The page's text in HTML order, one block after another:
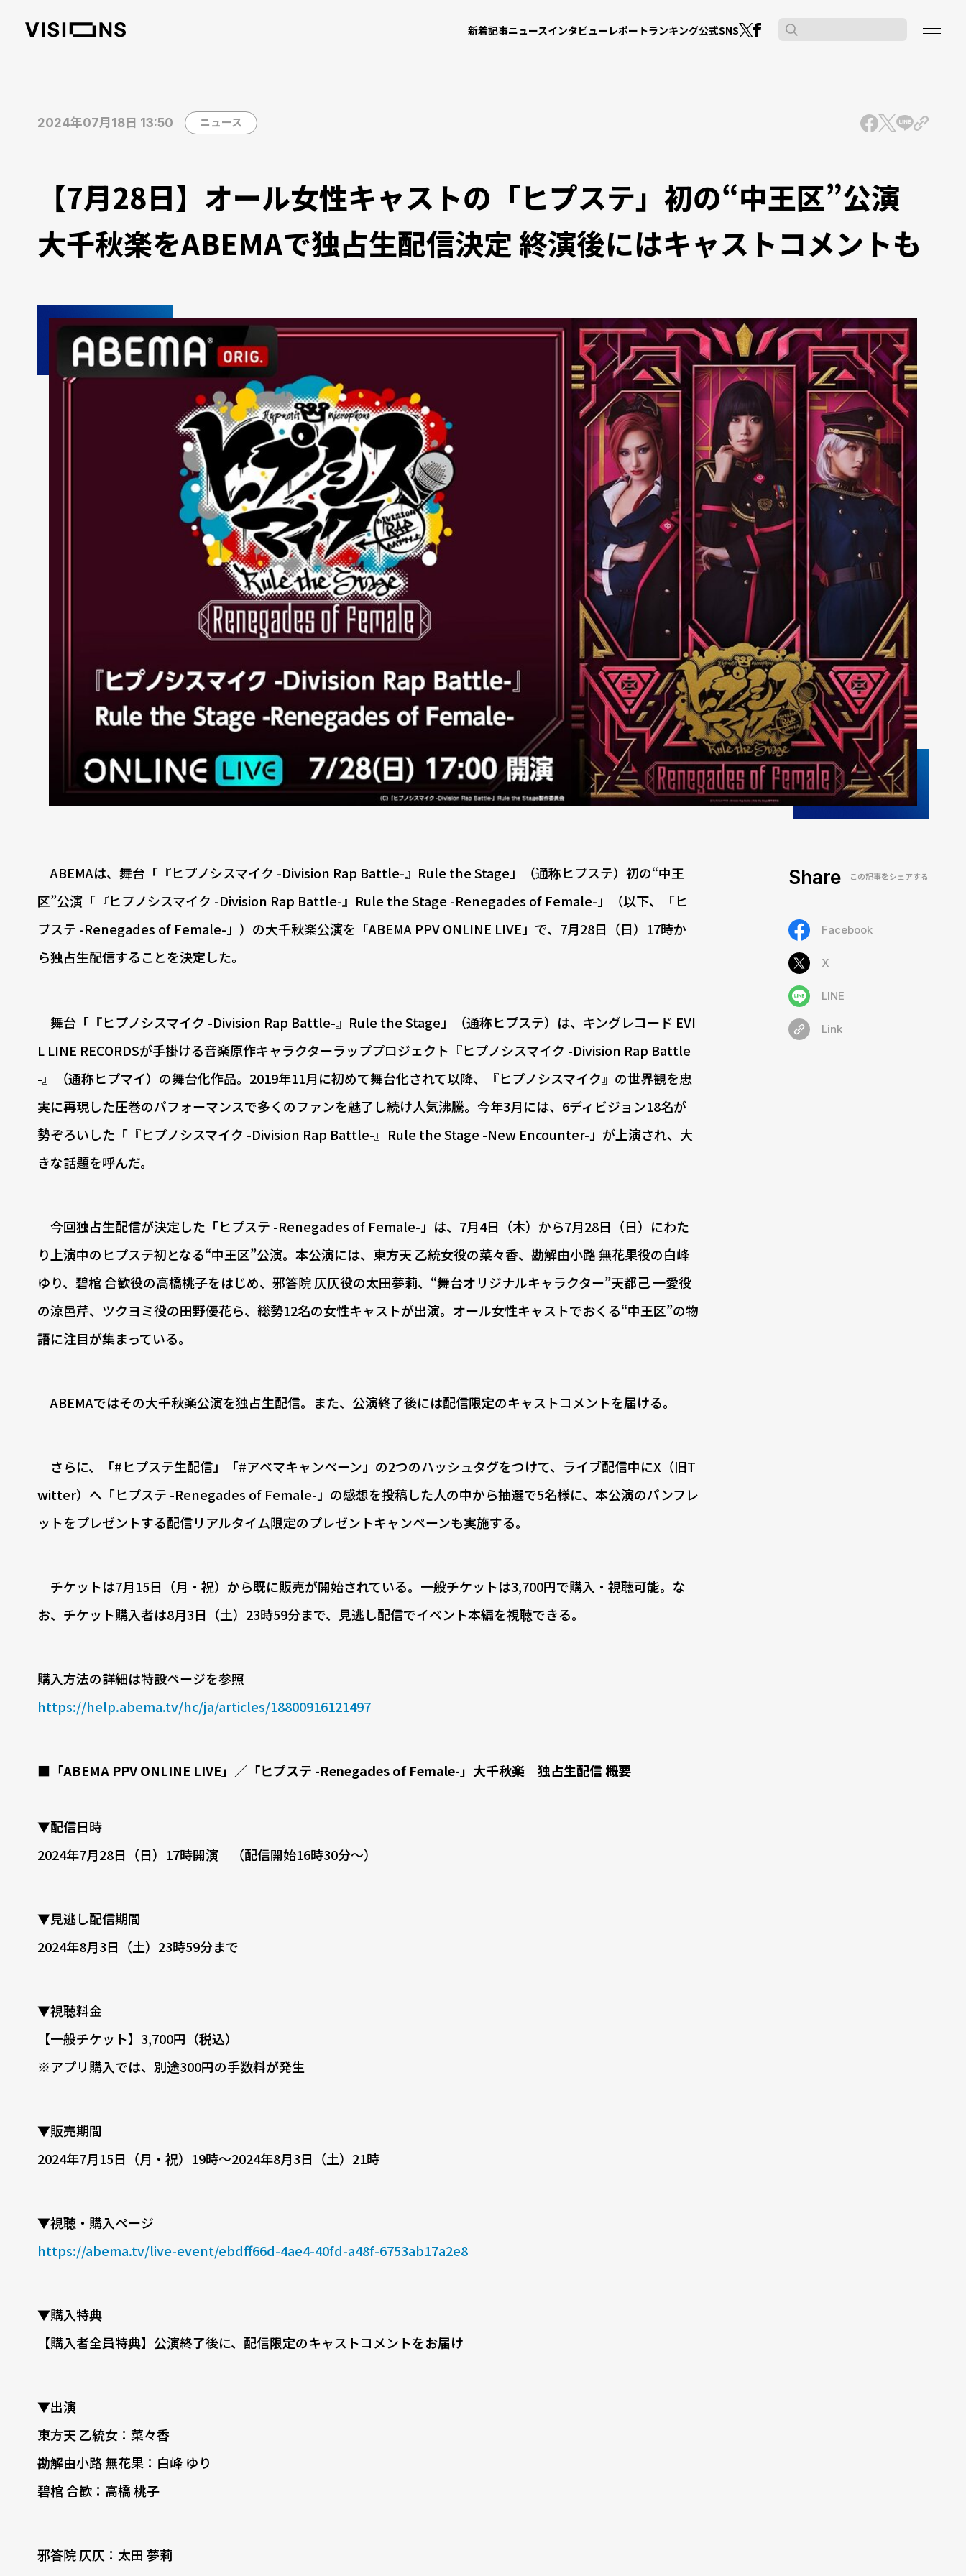
新着記事ニュースインタビュー レポートランキング公式SNS
2024年07月18日 13:50 ニュース
【7月28日】オール女性キャストの「ヒプステ」初の“中王区”公演
大千秋楽をABEMAで独占生配信決定 終演後にはキャストコメントも
ABEMAは、舞台「『ヒプノシスマイク -Division Rap Battle-』Rule the Stage」（通称ヒプステ）初の“中王
区”公演「『ヒプノシスマイク -Division Rap Battle-』Rule the Stage -Renegades of Female-」（以下、「ヒ
プステ -Renegades of Female-」）の大千秋楽公演を「ABEMA PPV ONLINE LIVE」で、7月28日（日）17時か
ら独占生配信することを決定した。
舞台「『ヒプノシスマイク -Division Rap Battle-』Rule the Stage」（通称ヒプステ）は、キングレコード EVI
L LINE RECORDSが手掛ける音楽原作キャラクターラッププロジェクト『ヒプノシスマイク -Division Rap Battle
-』（通称ヒプマイ）の舞台化作品。2019年11月に初めて舞台化されて以降、『ヒプノシスマイク』の世界観を忠
実に再現した圧巻のパフォーマンスで多くのファンを魅了し続け人気沸騰。今年3月には、6ディビジョン18名が
勢ぞろいした「『ヒプノシスマイク -Division Rap Battle-』Rule the Stage -New Encounter-」が上演され、大
きな話題を呼んだ。
今回独占生配信が決定した「ヒプステ -Renegades of Female-」は、7月4日（木）から7月28日（日）にわた
り上演中のヒプステ初となる“中王区”公演。本公演には、東方天 乙統女役の菜々香、勘解由小路 無花果役の白峰
ゆり、碧棺 合歓役の高橋桃子をはじめ、邪答院 仄仄役の太田夢莉、“舞台オリジナルキャラクター”天都己 一愛役
の涼邑芹、ツクヨミ役の田野優花ら、総勢12名の女性キャストが出演。オール女性キャストでおくる“中王区”の物
語に注目が集まっている。
ABEMAではその大千秋楽公演を独占生配信。また、公演終了後には配信限定のキャストコメントを届ける。
さらに、「#ヒプステ生配信」「#アベマキャンペーン」の2つのハッシュタグをつけて、ライブ配信中にX（旧T
witter）へ「ヒプステ -Renegades of Female-」の感想を投稿した人の中から抽選で5名様に、本公演のパンフレ
ットをプレゼントする配信リアルタイム限定のプレゼントキャンペーンも実施する。
チケットは7月15日（月・祝）から既に販売が開始されている。一般チケットは3,700円で購入・視聴可能。な
お、チケット購入者は8月3日（土）23時59分まで、見逃し配信でイベント本編を視聴できる。
購入方法の詳細は特設ページを参照
https://help.abema.tv/hc/ja/articles/18800916121497
■「ABEMA PPV ONLINE LIVE」／「ヒプステ -Renegades of Female-」大千秋楽 独占生配信 概要
▼配信日時
2024年7月28日（日）17時開演 （配信開始16時30分〜）
▼見逃し配信期間
2024年8月3日（土）23時59分まで
▼視聴料金
【一般チケット】3,700円（税込）
※アプリ購入では、別途300円の手数料が発生
▼販売期間
2024年7月15日（月・祝）19時〜2024年8月3日（土）21時
▼視聴・購入ページ
https://abema.tv/live-event/ebdff66d-4ae4-40fd-a48f-6753ab17a2e8
▼購入特典
【購入者全員特典】公演終了後に、配信限定のキャストコメントをお届け
▼出演
東方天 乙統女：菜々香
勘解由小路 無花果：白峰 ゆり
碧棺 合歓：高橋 桃子
邪答院 仄仄：太田 夢莉
Share この記事をシェアする
Facebook
X
LINE
Link